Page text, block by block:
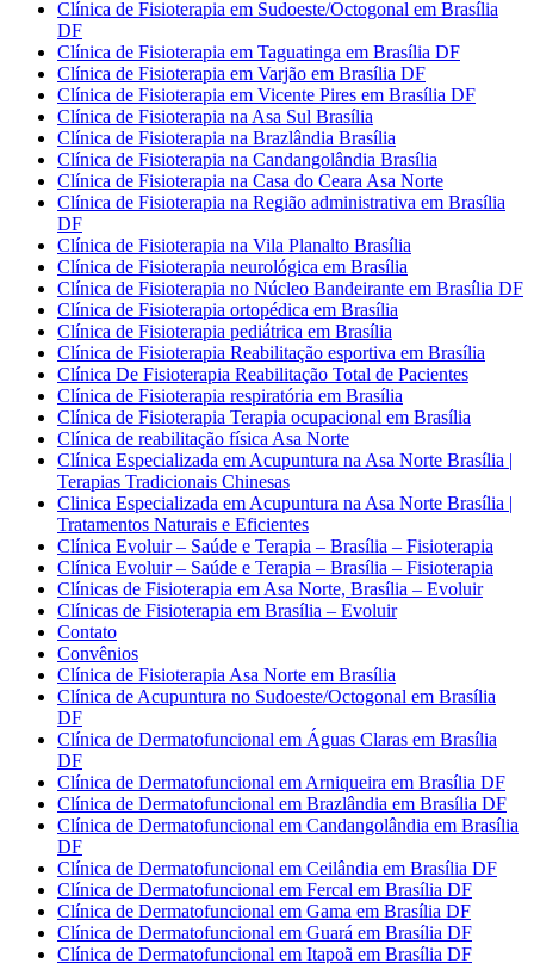
Clínica de Fisioterapia em Sudoeste/Octogonal em Brasília
DF
Clínica de Fisioterapia em Taguatinga em Brasília DF
Clínica de Fisioterapia em Varjão em Brasília DF
Clínica de Fisioterapia em Vicente Pires em Brasília DF
Clínica de Fisioterapia na Asa Sul Brasília
Clínica de Fisioterapia na Brazlândia Brasília
Clínica de Fisioterapia na Candangolândia Brasília
Clínica de Fisioterapia na Casa do Ceara Asa Norte
Clínica de Fisioterapia na Região administrativa em Brasília
DF
Clínica de Fisioterapia na Vila Planalto Brasília
Clínica de Fisioterapia neurológica em Brasília
Clínica de Fisioterapia no Núcleo Bandeirante em Brasília DF
Clínica de Fisioterapia ortopédica em Brasília
Clínica de Fisioterapia pediátrica em Brasília
Clínica de Fisioterapia Reabilitação esportiva em Brasília
Clínica De Fisioterapia Reabilitação Total de Pacientes
Clínica de Fisioterapia respiratória em Brasília
Clínica de Fisioterapia Terapia ocupacional em Brasília
Clínica de reabilitação física Asa Norte
Clínica Especializada em Acupuntura na Asa Norte Brasília |
Terapias Tradicionais Chinesas
Clinica Especializada em Acupuntura na Asa Norte Brasília |
Tratamentos Naturais e Eficientes
Clínica Evoluir – Saúde e Terapia – Brasília – Fisioterapia
Clínica Evoluir – Saúde e Terapia – Brasília – Fisioterapia
Clínicas de Fisioterapia em Asa Norte, Brasília – Evoluir
Clínicas de Fisioterapia em Brasília – Evoluir
Contato
Convênios
Clínica de Fisioterapia Asa Norte em Brasília
Clínica de Acupuntura no Sudoeste/Octogonal em Brasília
DF
Clínica de Dermatofuncional em Águas Claras em Brasília
DF
Clínica de Dermatofuncional em Arniqueira em Brasília DF
Clínica de Dermatofuncional em Brazlândia em Brasília DF
Clínica de Dermatofuncional em Candangolândia em Brasília
DF
Clínica de Dermatofuncional em Ceilândia em Brasília DF
Clínica de Dermatofuncional em Fercal em Brasília DF
Clínica de Dermatofuncional em Gama em Brasília DF
Clínica de Dermatofuncional em Guará em Brasília DF
Clínica de Dermatofuncional em Itapoã em Brasília DF